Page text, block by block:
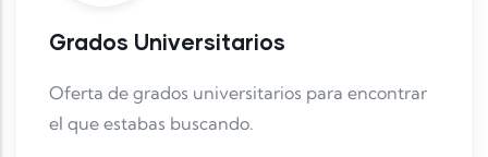
Grados Universitarios
Oferta de grados universitarios para encontrar
el que estabas buscando.